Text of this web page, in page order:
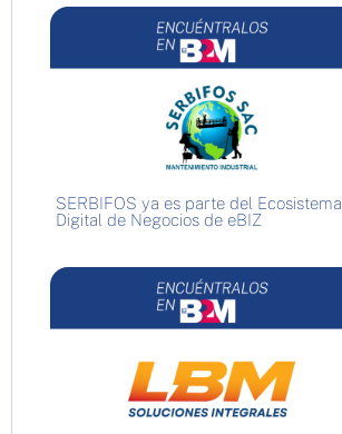
SERBIFOS ya es parte del Ecosistema
Digital de Negocios de eBIZ